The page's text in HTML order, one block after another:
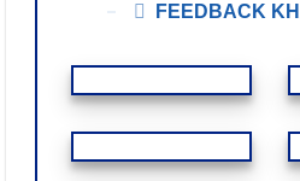
FEEDBACK